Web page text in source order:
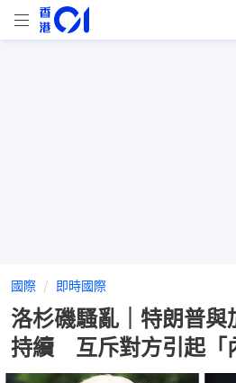
國際 即時國際
洛杉磯騷亂｜特朗普與
持續 互斥對方引起「